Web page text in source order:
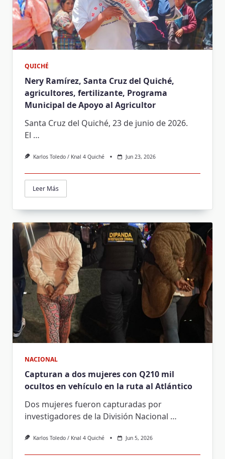
QUICHÉ
Nery Ramírez, Santa Cruz del Quiché,
agricultores, fertilizante, Programa
Municipal de Apoyo al Agricultor
Santa Cruz del Quiché, 23 de junio de 2026.
El …
Karlos Toledo / Knal 4 Quiché Jun 23, 2026
Leer Más
NACIONAL
Capturan a dos mujeres con Q210 mil
ocultos en vehículo en la ruta al Atlántico
Dos mujeres fueron capturadas por
investigadores de la División Nacional …
Karlos Toledo / Knal 4 Quiché Jun 5, 2026